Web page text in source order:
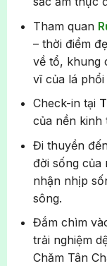
Tham quan
– thời điểm
về tổ, khung
vĩ của lá phổi
Check-in tại
của nền kinh
Đi thuyền
đời sống của
nhận nhịp
sông.
Đắm chìm
trải nghiệm
Chăm Tân